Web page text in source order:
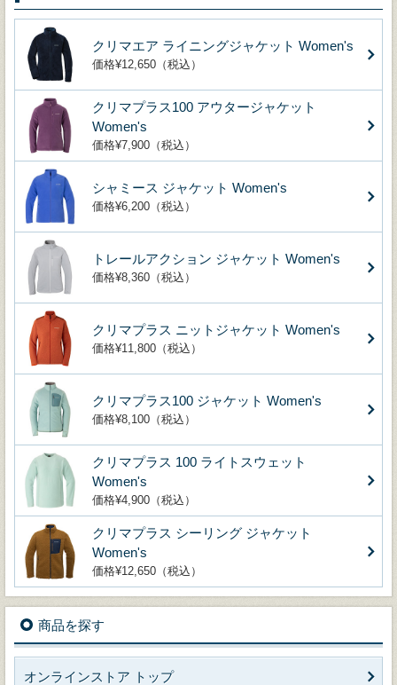
クリマエア ライニングジャケット Women's
価格¥12,650（税込）
クリマプラス100 アウタージャケット
Women's
価格¥7,900（税込）
シャミース ジャケット Women's
価格¥6,200（税込）
トレールアクション ジャケット Women's
価格¥8,360（税込）
クリマプラス ニットジャケット Women's
価格¥11,800（税込）
クリマプラス100 ジャケット Women's
価格¥8,100（税込）
クリマプラス 100 ライトスウェット
Women's
価格¥4,900（税込）
クリマプラス シーリング ジャケット
Women's
価格¥12,650（税込）
商品を探す
オンラインストア トップ